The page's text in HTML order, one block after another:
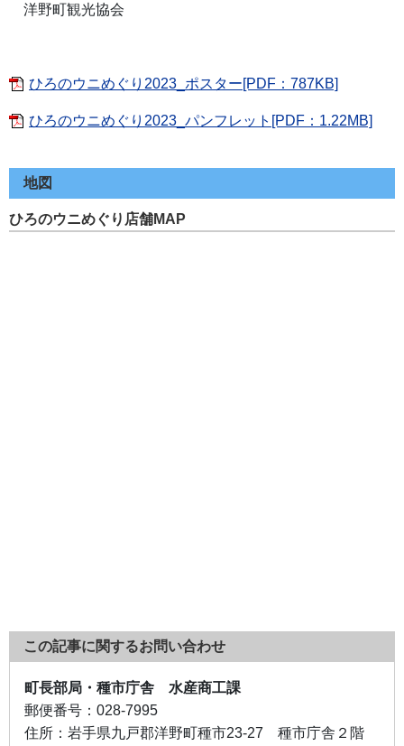
洋野町観光協会
ひろのウニめぐり2023_ポスター[PDF：787KB]
ひろのウニめぐり2023_パンフレット[PDF：1.22MB]
地図
ひろのウニめぐり店舗MAP
この記事に関するお問い合わせ
町長部局・種市庁舎 水産商工課
郵便番号： 028-7995
住所： 岩手県九戸郡洋野町種市23-27 種市庁舎２階